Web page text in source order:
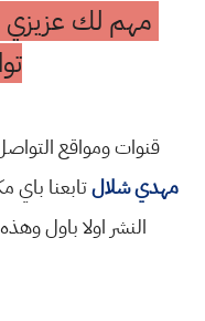
مهم لك عزيزي
قنوات ومواقع
مهدي شلالتابعنا باي
النشر اولا باول